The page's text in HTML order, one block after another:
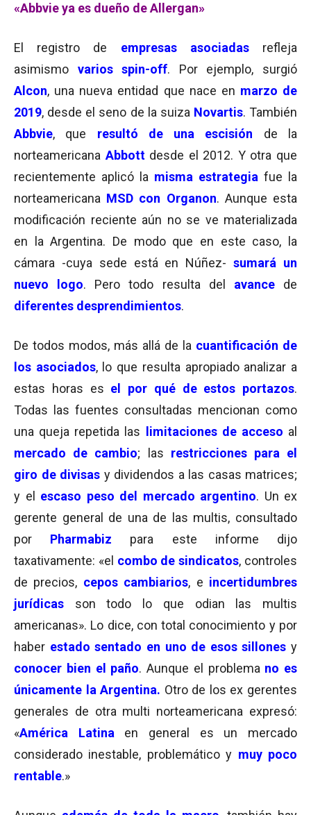
«Abbvie ya es dueño de Allergan»
El registro de empresas asociadasrefleja
asimismo varios spin-off. Por ejemplo, surgió
Alcon, una nueva entidad que nace en marzo de
2019, desde el seno de la suiza Novartis. También
Abbvie, que resultó de una escisión
de la
norteamericana Abbottdesde el 2012. Y otra que
recientemente aplicó la misma estrategia fue la
norteamericana MSD con Organon. Aunque esta
modificación reciente aún no se ve materializada
en la Argentina. De modo que en este caso, la
cámara -cuya sede está en Núñez-sumará un
nuevo logo. Pero todo resulta del avance de
diferentes desprendimientos.
De todos modos, más allá de la cuantificación de
los asociados, lo que resulta apropiado analizar a
estas horas es el por qué de estos portazos.
Todas las fuentes consultadas mencionan como
una queja repetida las limitaciones de acceso al
mercado de cambio; las restricciones para el
giro de divisas y dividendos a las casas matrices;
y el escaso peso del mercado argentino. Un ex
gerente general de una de las multis, consultado
por Pharmabiz
para este informe dijo
taxativamente: «el combo de sindicatos, controles
de precios, cepos cambiarios, e incertidumbres
jurídicas son todo lo que odian las multis
americanas». Lo dice, con total conocimiento y por
haber estado sentado en uno de esos sillones y
conocer bien el paño. Aunque el problema no es
únicamente la Argentina. Otro de los ex gerentes
generales de otra multi norteamericana expresó:
«América Latina en general es un mercado
considerado inestable, problemático y muy poco
rentable.»